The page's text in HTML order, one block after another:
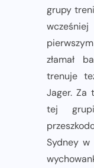
grupy
wcześniej
złamał
trenuje
Jager. Za
tej
Sydney